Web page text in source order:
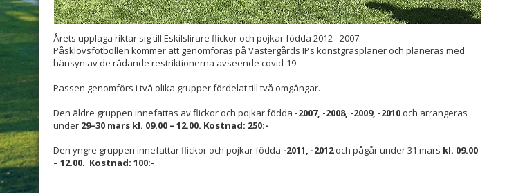
Årets upplaga riktar sig till Eskilslirare flickor och pojkar födda 2012 - 2007.
Påsklovsfotbollen kommer att genomföras på Västergårds IPs konstgräsplaner och planeras med
hänsyn av de rådande restriktionerna avseende covid-19.
Passen genomförs i två olika grupper fördelat till två omgångar.
Den äldre gruppen innefattas av flickor och pojkar födda -2007, -2008, -2009, -2010 och arrangeras
under 29–30 mars kl. 09.00 – 12.00. Kostnad: 250:-
Den yngre gruppen innefattar flickor och pojkar födda -2011, -2012och pågår under 31 mars kl. 09.00
– 12.00. Kostnad: 100:-